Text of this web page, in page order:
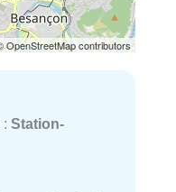
OpenStreetMap contributors
Station-